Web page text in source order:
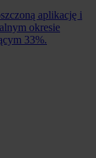
aplikację i
okresie
33%.